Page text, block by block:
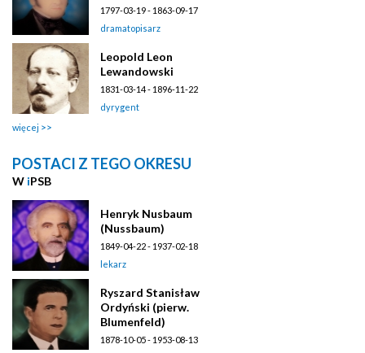
1797-03-19 - 1863-09-17
dramatopisarz
Leopold Leon
Lewandowski
1831-03-14 - 1896-11-22
dyrygent
więcej
POSTACI Z TEGO OKRESU
W iPSB
Henryk Nusbaum
(Nussbaum)
1849-04-22 - 1937-02-18
lekarz
Ryszard Stanisław
Ordyński (pierw.
Blumenfeld)
1878-10-05 - 1953-08-13